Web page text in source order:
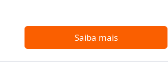
Saiba mais